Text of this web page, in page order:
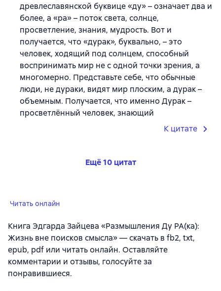
древлеславянской буквице «ду» – означает два и
более, а «ра» – поток света, солнце,
просветление, знания, мудрость. Вот и
получается, что «дурак», буквально, – это
человек, ходящий под солнцем, способный
воспринимать мир не с одной точки зрения, а
многомерно. Представьте себе, что обычные
люди, не дураки, видят мир плоским, а дурак –
объемным. Получается, что именно Дурак –
просветлённый человек, знающий
К цитате
Ещё 10 цитат
Читать онлайн
Книга Эдгарда Зайцева «Размышления Ду РА(ка):
Жизнь вне поисков смысла» — скачать в fb2, txt,
epub, pdf или читать онлайн. Оставляйте
комментарии и отзывы, голосуйте за
понравившиеся.